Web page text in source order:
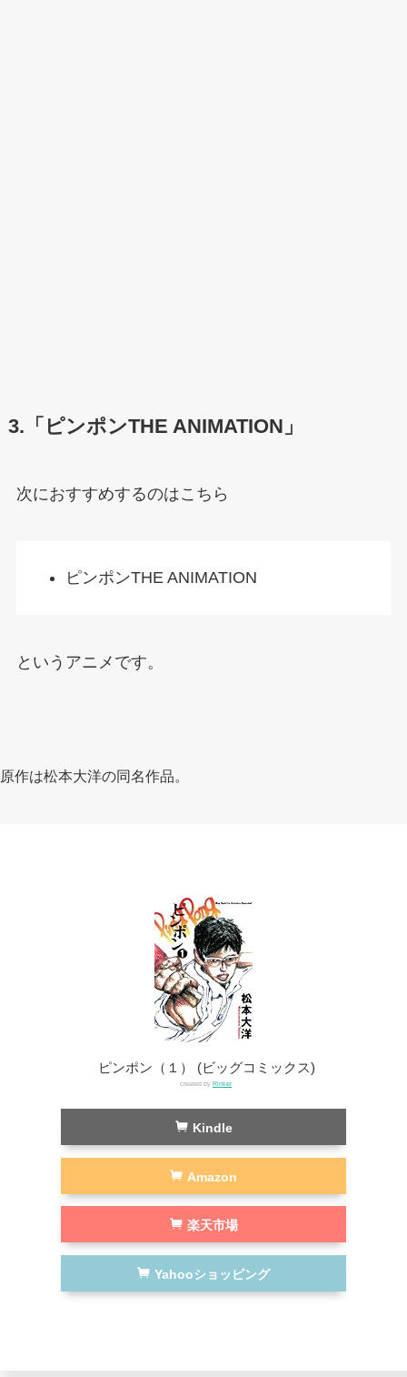
3.「ピンポンTHE ANIMATION」
次におすすめするのはこちら
ピンポンTHE ANIMATION
というアニメです。
原作は松本大洋の同名作品。
ピンポン（１） (ビッグコミックス)
created by Rinker
Kindle
Amazon
楽天市場
Yahooショッピング